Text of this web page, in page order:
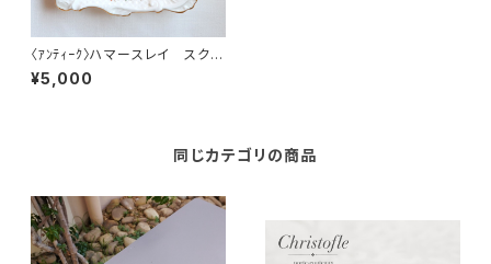
〈ｱﾝﾃｨｰｸ〉ハマースレイ スクエ
アトレイ
¥5,000
同じカテゴリの商品